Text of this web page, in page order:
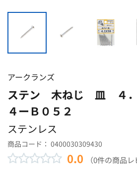
アークランズ
ステン 木ねじ 皿 ４
４ーＢ０５２
ステンレス
商品コード： 0400030309430
0.0 （0件の商品レ